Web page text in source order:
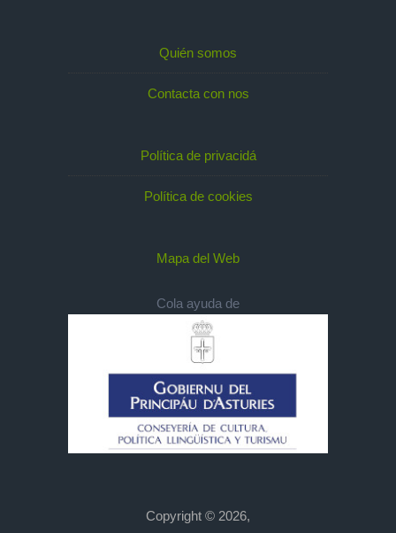
Quién somos
Contacta con nos
Política de privacidá
Política de cookies
Mapa del Web
Cola ayuda de
Copyright © 2026,